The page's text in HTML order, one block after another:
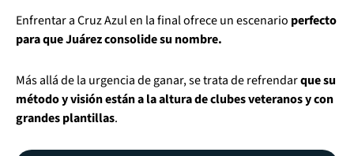
Enfrentar a Cruz Azul en la final ofrece un escenario perfecto
para que Juárez consolide su nombre.
Más allá de la urgencia de ganar, se trata de refrendarque su
método y visión están a la altura de clubes veteranos y con
grandes plantillas.